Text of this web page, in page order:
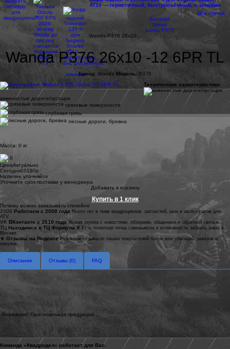
AT10 — герметичный, быстросъёмный, с замками
Все статьи
Каталог
Шины
Шины P376
Wanda P376 26x10…
Wanda P376 26x10 -12 6PR TL
Бренд: Wanda Модель: P376
Технические характеристики:
каменистые дороги/пустыри
грязевые поверхности
глубокая грязь
лесные дороги, бревна
Масса: 0 кг.
0
ЦенаАктуально
Сегодня10160p
Наличие уточняйте
Уточните срок поставки у менеджера
Добавить в корзину
Купить в 1 клик
Почему можно заказывать спокойно
2008 Работаем с 2008 года Много лет в теме квадроциклов, запчастей, шин и аксессуаров для
ATV.
VK ВКонтакте с 2010 года Живая группа с новостями, обзорами, общением и обратной связью.
ТЦ Находимся в ТЦ Формула Х Есть понятная точка самовывоза и возможность забрать заказ в
Москве.
★ Отзывы на Яндексе Реальные отзывы от наших покупателей после консультаций, заказов и
покупок.
Описание Отзывы (0) FAQ
Внимание! Оригинальная продукция!
Команда «Квадродел» работает для Вас.